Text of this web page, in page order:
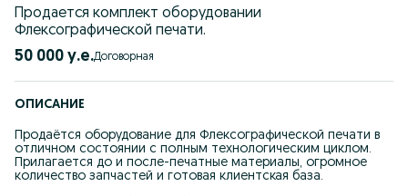
Продается комплект оборудовании
Флексографической печати.
50 000 у.е. Договорная
ОПИСАНИЕ
Продаётся оборудование для Флексографической печати в
отличном состоянии с полным технологическим циклом.
Прилагается до и после-печатные материалы, огромное
количество запчастей и готовая клиентская база.